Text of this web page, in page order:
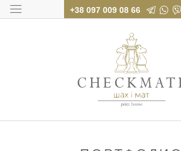
+38 097 009 08 66